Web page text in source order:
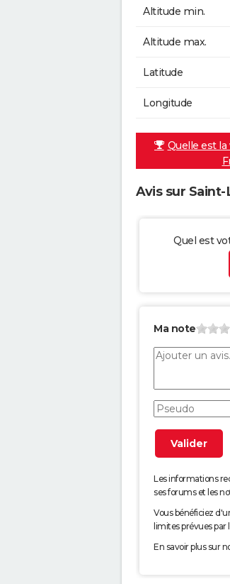
Altitude min.
Altitude max.
Latitude
Longitude
Quelle est la
Avis sur
Quel est
Ma note
Les informations
ses forums et les
Vous bénéficiez
limites prévues par
En savoir plus sur